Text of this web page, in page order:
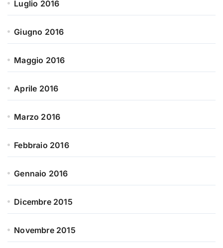
Luglio 2016
Giugno 2016
Maggio 2016
Aprile 2016
Marzo 2016
Febbraio 2016
Gennaio 2016
Dicembre 2015
Novembre 2015